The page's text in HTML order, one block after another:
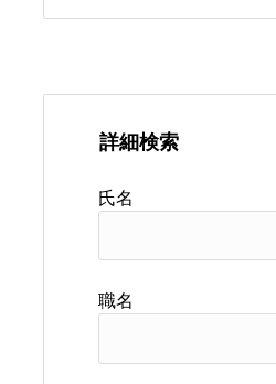
詳細検索
氏名
職名